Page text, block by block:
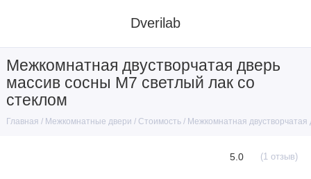
Dverilab
Межкомнатная двустворчатая дверь
массив сосны М7 светлый лак со
стеклом
Главная Межкомнатные двери Стоимость Межкомнатная
5.0 (1 отзыв)